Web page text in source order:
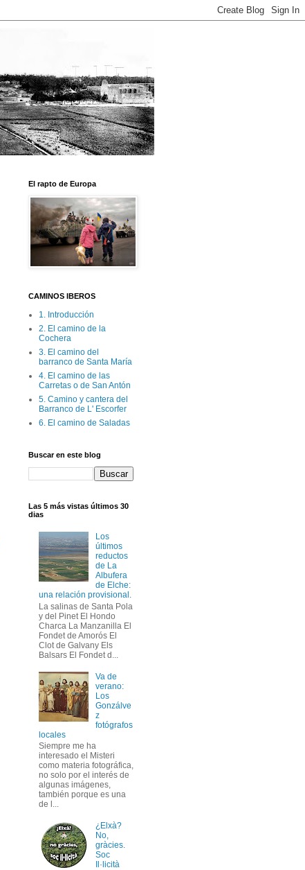
El rapto de Europa
CAMINOS IBEROS
1. Introducción
2. El camino de la
Cochera
3. El camino del
barranco de Santa María
4. El camino de las
Carretas o de San Antón
5. Camino y cantera del
Barranco de L' Escorfer
6. El camino de Saladas
Buscar en este blog
Las 5 más vistas últimos 30
dias
Los
últimos
reductos
de La
Albufera
de Elche:
una relación provisional.
La salinas de Santa Pola
y del Pinet El Hondo
Charca La Manzanilla El
Fondet de Amorós El
Clot de Galvany Els
Balsars El Fondet d...
Va de
verano:
Los
Gonzálve
z
fotógrafos
locales
Siempre me ha
interesado el Misteri
como materia fotográfica,
no solo por el interés de
algunas imágenes,
también porque es una
de l...
¿Elxà?
No,
gràcies.
Soc
Il·licità